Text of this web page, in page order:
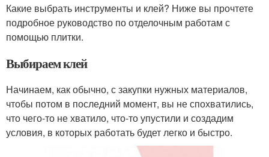
Какие выбрать инструменты и клей? Ниже вы прочтете
подробное руководство по отделочным работам с
помощью плитки.
Выбираем клей
Начинаем, как обычно, с закупки нужных материалов,
чтобы потом в последний момент, вы не спохватились,
что чего-то не хватило, что-то упустили и создадим
условия, в которых работать будет легко и быстро.